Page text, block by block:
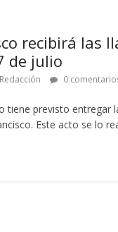
recibirá las
de julio
Redacción 0
tiene previsto entregar
Este acto se lo